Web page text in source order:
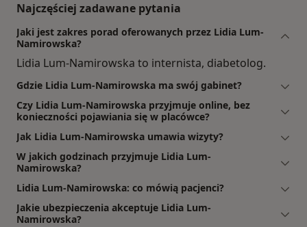
Najczęściej zadawane pytania
Jaki jest zakres porad oferowanych przez Lidia Lum-
Namirowska?
Lidia Lum-Namirowska to internista, diabetolog.
Gdzie Lidia Lum-Namirowska ma swój gabinet?
Czy Lidia Lum-Namirowska przyjmuje online, bez
konieczności pojawiania się w placówce?
Jak Lidia Lum-Namirowska umawia wizyty?
W jakich godzinach przyjmuje Lidia Lum-
Namirowska?
Lidia Lum-Namirowska: co mówią pacjenci?
Jakie ubezpieczenia akceptuje Lidia Lum-
Namirowska?